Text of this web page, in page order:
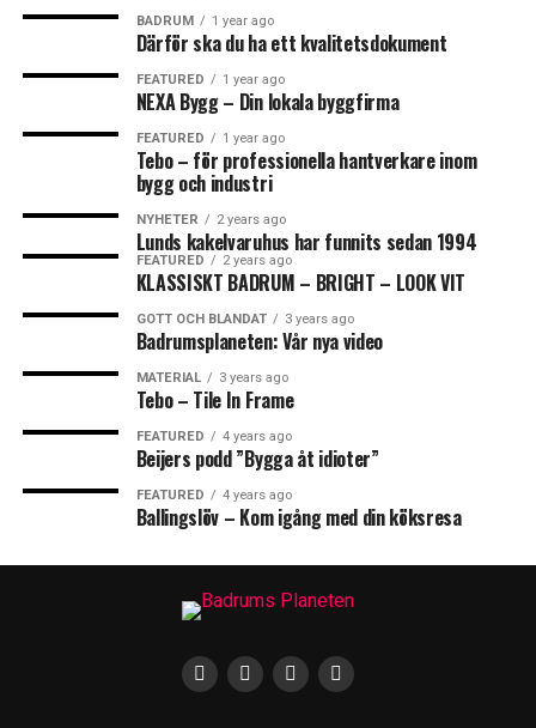
BADRUM 1 year ago
Därför ska du ha ett kvalitetsdokument
FEATURED 1 year ago
NEXA Bygg – Din lokala byggfirma
FEATURED 1 year ago
Tebo – för professionella hantverkare inom
bygg och industri
NYHETER 2 years ago
Lunds kakelvaruhus har funnits sedan 1994
FEATURED 2 years ago
KLASSISKT BADRUM – BRIGHT – LOOK VIT
GOTT OCH BLANDAT 3 years ago
Badrumsplaneten: Vår nya video
MATERIAL 3 years ago
Tebo – Tile In Frame
FEATURED 4 years ago
Beijers podd ”Bygga åt idioter”
FEATURED 4 years ago
Ballingslöv – Kom igång med din köksresa